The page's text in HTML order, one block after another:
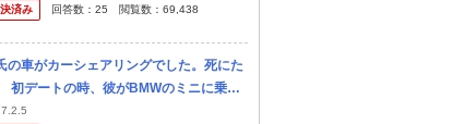
除きFRの存在価値が今ひとつ解りませ
済み
回答数： 25 閲覧数： 69,438
の車がカーシェアリングでした。死にた
初デートの時、彼がBMWのミニに乗っ
たので少し心がトキメキました。 しかし